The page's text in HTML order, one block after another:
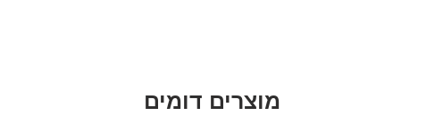
מוצרים דומים